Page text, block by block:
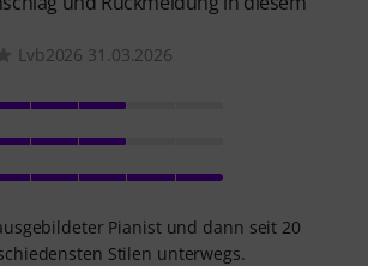
Lvb2026 31.03.2026
Pianist und dann seit 20
Stilen unterwegs.